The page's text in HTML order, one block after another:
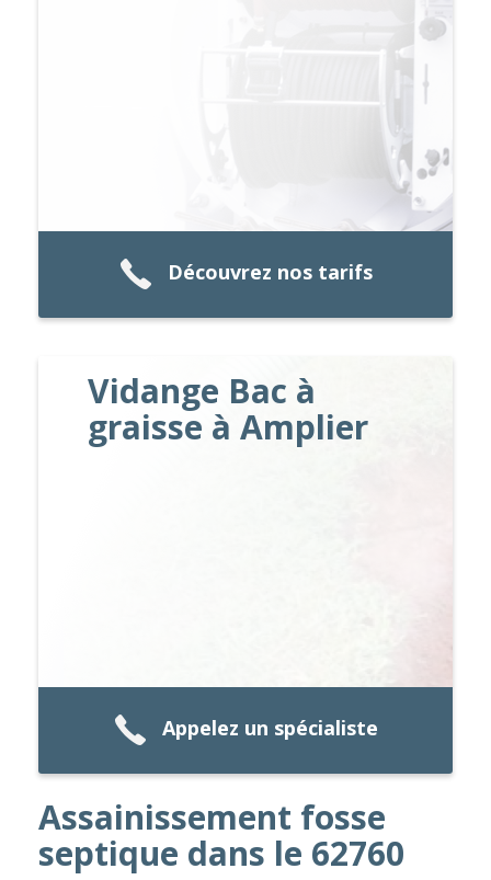
Découvrez nos tarifs
Vidange Bac à
graisse à Amplier
Appelez un spécialiste
Assainissement fosse
septique dans le 62760